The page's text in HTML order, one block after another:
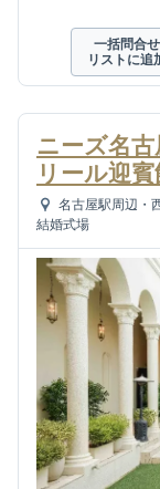
一括問合せ
リストに追
ニーズ名
リール迎賓
名古屋駅周辺・
結婚式場